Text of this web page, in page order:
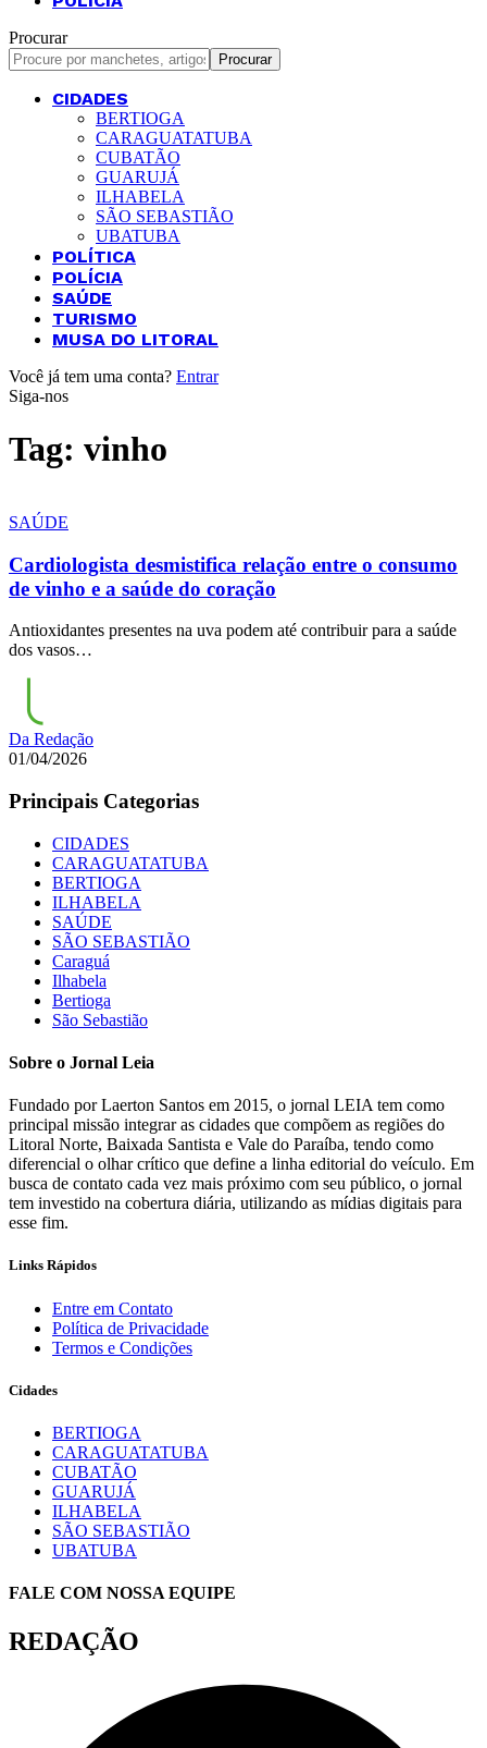
Procurar
CIDADES
BERTIOGA
CARAGUATATUBA
CUBATÃO
GUARUJÁ
ILHABELA
SÃO SEBASTIÃO
UBATUBA
POLÍTICA
POLÍCIA
SAÚDE
TURISMO
MUSA DO LITORAL
Você já tem uma conta? Entrar
Siga-nos
Tag: vinho
SAÚDE
Cardiologista desmistifica relação entre o consumo
de vinho e a saúde do coração
Antioxidantes presentes na uva podem até contribuir para a saúde
dos vasos…
Da Redação
01/04/2026
Principais Categorias
CIDADES
CARAGUATATUBA
BERTIOGA
ILHABELA
SAÚDE
SÃO SEBASTIÃO
Caraguá
Ilhabela
Bertioga
São Sebastião
Sobre o Jornal Leia
Fundado por Laerton Santos em 2015, o jornal LEIA tem como
principal missão integrar as cidades que compõem as regiões do
Litoral Norte, Baixada Santista e Vale do Paraíba, tendo como
diferencial o olhar crítico que define a linha editorial do veículo. Em
busca de contato cada vez mais próximo com seu público, o jornal
tem investido na cobertura diária, utilizando as mídias digitais para
esse fim.
Links Rápidos
Entre em Contato
Política de Privacidade
Termos e Condições
Cidades
BERTIOGA
CARAGUATATUBA
CUBATÃO
GUARUJÁ
ILHABELA
SÃO SEBASTIÃO
UBATUBA
FALE COM NOSSA EQUIPE
REDAÇÃO